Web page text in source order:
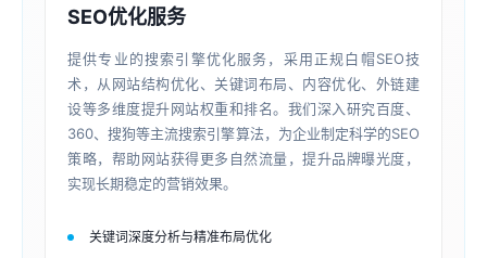
SEO优化服务
提供专业的搜索引擎优化服务，采用正规白帽SEO技
术，从网站结构优化、关键词布局、内容优化、外链建
设等多维度提升网站权重和排名。我们深入研究百度、
360、搜狗等主流搜索引擎算法，为企业制定科学的SEO
策略，帮助网站获得更多自然流量，提升品牌曝光度，
实现长期稳定的营销效果。
关键词深度分析与精准布局优化